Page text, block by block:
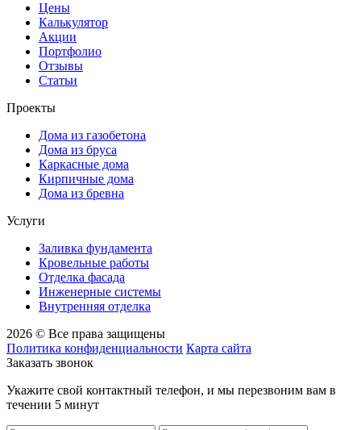
Цены
Калькулятор
Акции
Портфолио
Отзывы
Статьи
Проекты
Дома из газобетона
Дома из бруса
Каркасные дома
Кирпичные дома
Дома из бревна
Услуги
Заливка фундамента
Кровельные работы
Отделка фасада
Инженерные системы
Внутренняя отделка
2026 © Все права защищены
Политика конфиденциальности Карта сайта
Заказать звонок
Укажите свой контактный телефон, и мы перезвоним вам в
течении 5 минут